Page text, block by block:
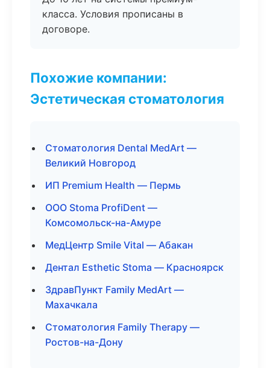
класса. Условия прописаны в
договоре.
Похожие компании:
Эстетическая стоматология
Стоматология Dental MedArt —
Великий Новгород
ИП Premium Health — Пермь
ООО Stoma ProfiDent —
Комсомольск-на-Амуре
МедЦентр Smile Vital — Абакан
Дентал Esthetic Stoma — Красноярск
ЗдравПункт Family MedArt —
Махачкала
Стоматология Family Therapy —
Ростов-на-Дону